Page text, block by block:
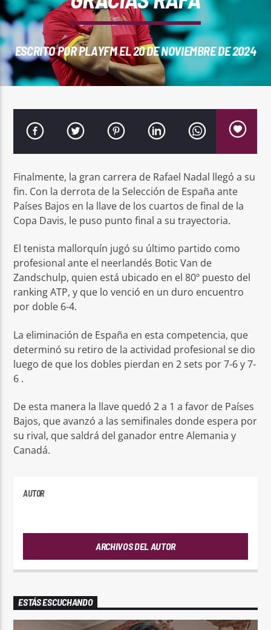
REPRODUCTOR WEB
0:00
PlayFM 95.9
ESCRITO PORPLAYFMEL 20 DE NOVIEMBRE DE 2024
Finalmente, la gran carrera de Rafael Nadal llegó a su
fin. Con la derrota de la Selección de España ante
Países Bajos en la llave de los cuartos de final de la
Copa Davis, le puso punto final a su trayectoria.
El tenista mallorquín jugó su último partido como
profesional ante el neerlandés Botic Van de
Zandschulp, quien está ubicado en el 80º puesto del
ranking ATP, y que lo venció en un duro encuentro
por doble 6-4.
La eliminación de España en esta competencia, que
determinó su retiro de la actividad profesional se dio
luego de que los dobles pierdan en 2 sets por 7-6 y 7-
6 .
De esta manera la llave quedó 2 a 1 a favor de Países
Bajos, que avanzó a las semifinales donde espera por
su rival, que saldrá del ganador entre Alemania y
Canadá.
AUTOR
ARCHIVOS DEL AUTOR
ESTÁS ESCUCHANDO